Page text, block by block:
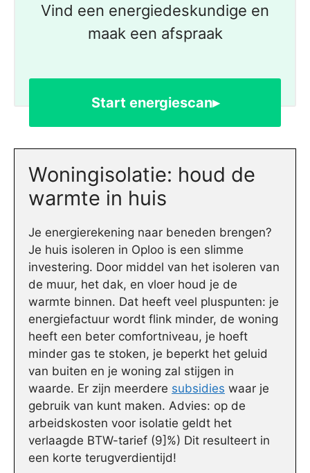
Vind een energiedeskundige en
maak een afspraak
Start energiescan▸
Woningisolatie: houd de
warmte in huis
Je energierekening naar beneden brengen?
Je huis isoleren in Oploo is een slimme
investering. Door middel van het isoleren van
de muur, het dak, en vloer houd je de
warmte binnen. Dat heeft veel pluspunten: je
energiefactuur wordt flink minder, de woning
heeft een beter comfortniveau, je hoeft
minder gas te stoken, je beperkt het geluid
van buiten en je woning zal stijgen in
waarde. Er zijn meerdere subsidies waar je
gebruik van kunt maken. Advies: op de
arbeidskosten voor isolatie geldt het
verlaagde BTW-tarief (9]%) Dit resulteert in
een korte terugverdientijd!